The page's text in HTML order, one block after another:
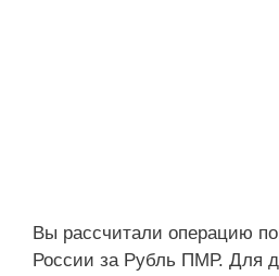
Вы рассчитали операцию
России за Рубль ПМР. Для